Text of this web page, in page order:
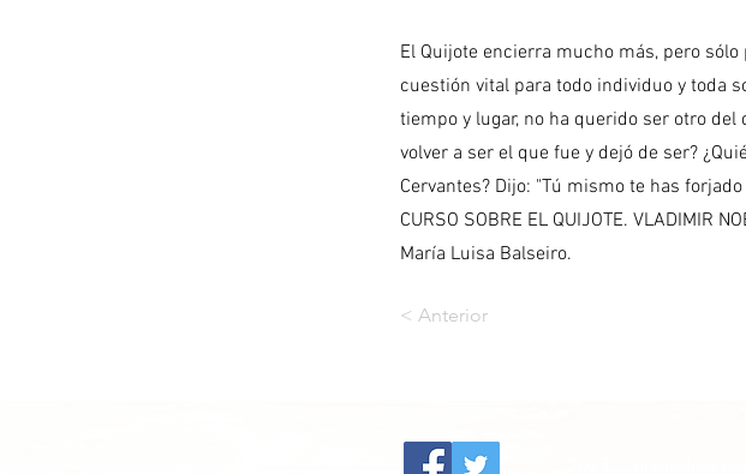
El Quijote encierra mucho más, pero
cuestión vital para todo individuo y toda
tiempo y lugar, no ha querido ser otro del
volver a ser el que fue y dejó de ser?
Cervantes? Dijo: "Tú mismo te has
CURSO SOBRE EL QUIJOTE. VLADIMIR
María Luisa Balseiro.
< Anterior